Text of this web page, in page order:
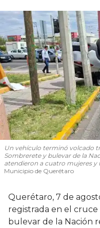
Un vehículo terminó volcado
Sombrerete y bulevar de la
atendieron a cuatro mujeres y
Municipio de Querétaro
Querétaro, 7 de
registrada en el
bulevar de la Nación